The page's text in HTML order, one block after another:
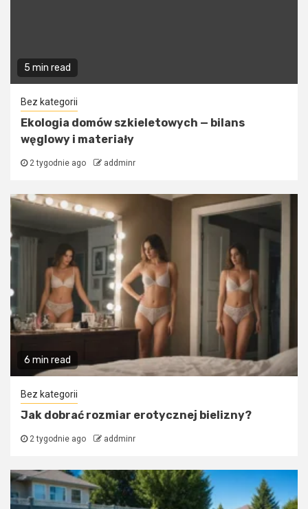
5 min read
Bez kategorii
Ekologia domów szkieletowych — bilans
węglowy i materiały
2 tygodnie ago addminr
6 min read
Bez kategorii
Jak dobrać rozmiar erotycznej bielizny?
2 tygodnie ago addminr